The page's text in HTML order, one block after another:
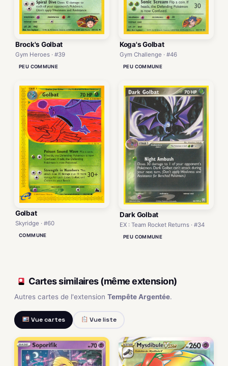
Brock's Golbat
Gym Heroes · #39
PEU COMMUNE
Koga's Golbat
Gym Challenge · #46
PEU COMMUNE
Golbat
Skyridge · #60
COMMUNE
Dark Golbat
EX : Team Rocket Returns · #34
PEU COMMUNE
Cartes similaires (même extension)
Autres cartes de l'extension Tempête Argentée.
Vue cartes Vue liste